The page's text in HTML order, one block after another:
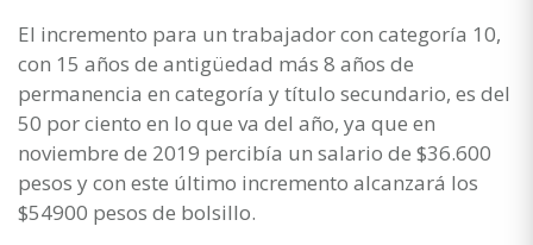
El incremento para un trabajador con categoría 10,
con 15 años de antigüedad más 8 años de
permanencia en categoría y título secundario, es del
50 por ciento en lo que va del año, ya que en
noviembre de 2019 percibía un salario de $36.600
pesos y con este último incremento alcanzará los
$54900 pesos de bolsillo.